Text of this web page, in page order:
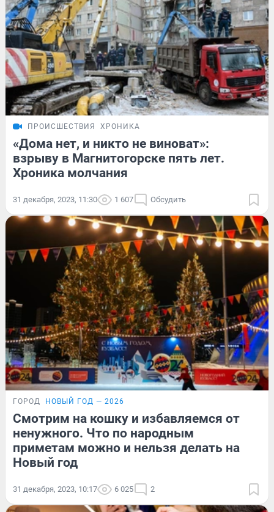
ПРОИСШЕСТВИЯ ХРОНИКА
«Дома нет, и никто не виноват»:
взрыву в Магнитогорске пять лет.
Хроника молчания
31 декабря, 2023, 11:30 1 607 Обсудить
ГОРОД НОВЫЙ ГОД — 2026
Смотрим на кошку и избавляемся от
ненужного. Что по народным
приметам можно и нельзя делать на
Новый год
31 декабря, 2023, 10:17 6 025 2